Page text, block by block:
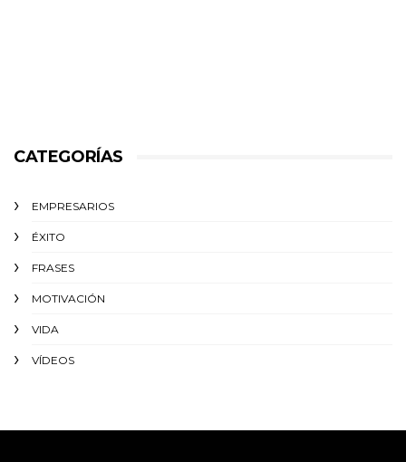
CATEGORÍAS
EMPRESARIOS
ÉXITO‬
FRASES
MOTIVACIÓN
VIDA
VÍDEOS